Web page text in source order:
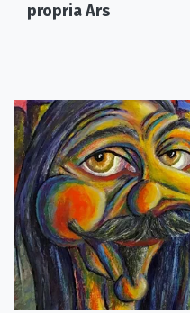
propria Ars